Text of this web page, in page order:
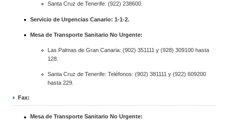
Santa Cruz de Tenerife: (922) 238600.
Servicio de Urgencias Canario: 1-1-2.
Mesa de Transporte Sanitario No Urgente:
Las Palmas de Gran Canaria: (902) 351111 y (928) 309100 hasta
128.
Santa Cruz de Tenerife: Teléfonos: (902) 381111 y (922) 609200
hasta 229.
Fax:
Mesa de Transporte Sanitario No Urgente: